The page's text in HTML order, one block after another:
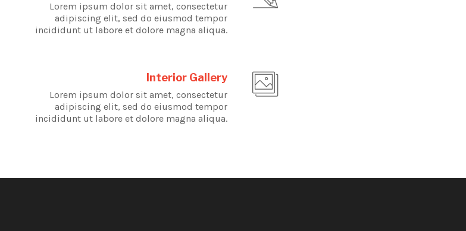
Lorem ipsum dolor sit amet, consectetur
adipiscing elit, sed do eiusmod tempor
incididunt ut labore et dolore magna aliqua.
Interior Gallery
Lorem ipsum dolor sit amet, consectetur
adipiscing elit, sed do eiusmod tempor
incididunt ut labore et dolore magna aliqua.